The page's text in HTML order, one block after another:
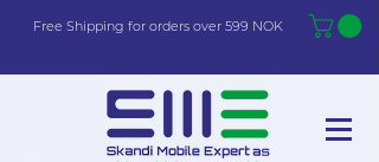
Free Shipping for orders over 599 NOK